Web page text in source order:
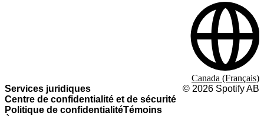
Services juridiques
Centre de confidentialité et de sécurité
Politique de confidentialitéTémoins
© 2026 Spotify AB
Canada (Français)